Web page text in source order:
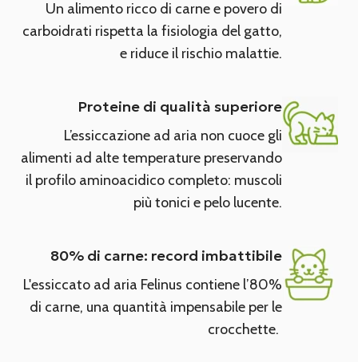
Un alimento ricco di carne e povero di
carboidrati rispetta la fisiologia del gatto,
e riduce il rischio malattie.
Proteine di qualità superiore
L’essiccazione ad aria non cuoce gli
alimenti ad alte temperature preservando
il profilo aminoacidico completo: muscoli
più tonici e pelo lucente.
80% di carne: record imbattibile
L'essiccato ad aria Felinus contiene l’80%
di carne, una quantità impensabile per le
crocchette.